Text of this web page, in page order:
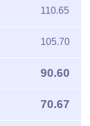
110.65
105.70
90.60
70.67